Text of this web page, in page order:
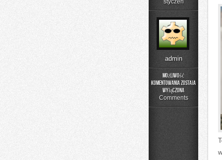
styczeń
admin
Możliwość
komentowania
Sakramenty
została
wyłączona
Comments